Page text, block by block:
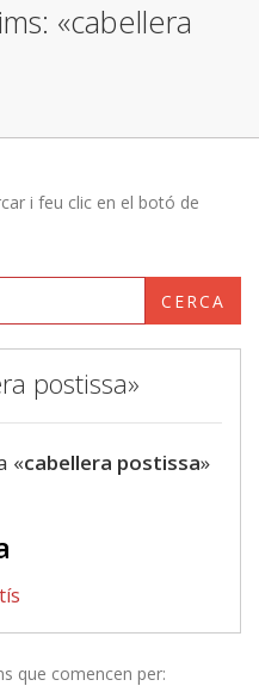
«cabellera
i feu clic en el botó de
CERCA
postissa»
«cabellera postissa»
que comencen per: